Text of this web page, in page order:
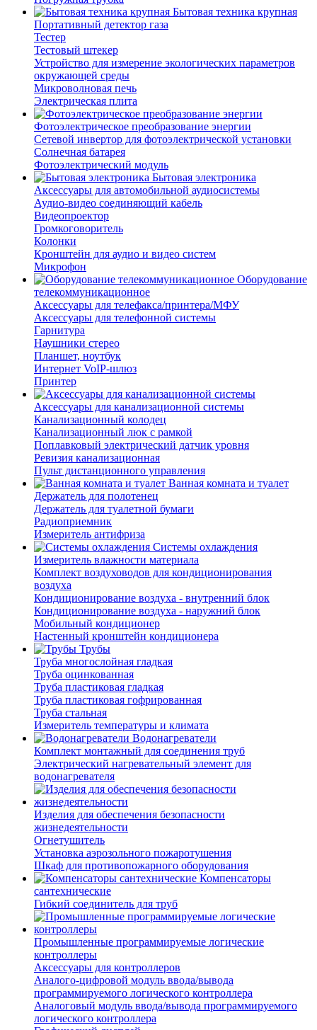
Бытовая техника крупная
Портативный детектор газа
Тестер
Тестовый штекер
Устройство для измерение экологических параметров
окружающей среды
Микроволновая печь
Электрическая плита
Фотоэлектрическое преобразование энергии
Сетевой инвертор для фотоэлектрической установки
Солнечная батарея
Фотоэлектрический модуль
Бытовая электроника
Аксессуары для автомобильной аудиосистемы
Аудио-видео соединяющий кабель
Видеопроектор
Громкоговоритель
Колонки
Кронштейн для аудио и видео систем
Микрофон
Оборудование
телекоммуникационное
Аксессуары для телефакса/принтера/МФУ
Аксессуары для телефонной системы
Гарнитура
Наушники стерео
Планшет, ноутбук
Интернет VoIP-шлюз
Принтер
Аксессуары для канализационной системы
Канализационный колодец
Канализационный люк с рамкой
Поплавковый электрический датчик уровня
Ревизия канализационная
Пульт дистанционного управления
Ванная комната и туалет
Держатель для полотенец
Держатель для туалетной бумаги
Радиоприемник
Измеритель антифриза
Системы охлаждения
Измеритель влажности материала
Комплект воздуховодов для кондиционирования
воздуха
Кондиционирование воздуха - внутренний блок
Кондиционирование воздуха - наружний блок
Мобильный кондиционер
Настенный кронштейн кондиционера
Трубы
Труба многослойная гладкая
Труба оцинкованная
Труба пластиковая гладкая
Труба пластиковая гофрированная
Труба стальная
Измеритель температуры и климата
Водонагреватели
Комплект монтажный для соединения труб
Электрический нагревательный элемент для
водонагревателя
Изделия для обеспечения безопасности
жизнедеятельности
Огнетушитель
Установка аэрозольного пожаротушения
Шкаф для противопожарного оборудования
Компенсаторы
сантехнические
Гибкий соединитель для труб
Промышленные программируемые логические
контроллеры
Аксессуары для контроллеров
Аналого-цифровой модуль ввода/вывода
программируемого логического контроллера
Аналоговый модуль ввода/вывода программируемого
логического контроллера